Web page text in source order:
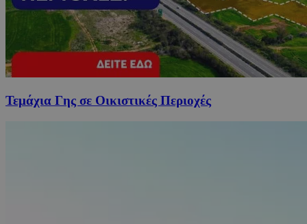
Τεμάχια Γης σε Οικιστικές Περιοχές